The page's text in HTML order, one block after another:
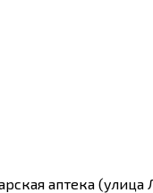
аптека (улица